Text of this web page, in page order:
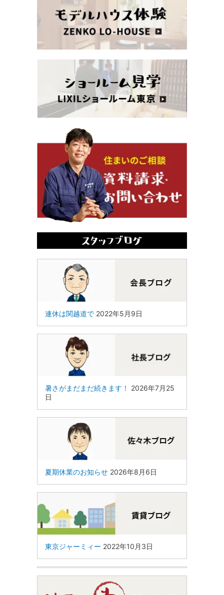
連休は関越道で 2022年5月9日
暑さがまだまだ続きます！
2026年7月25
日
夏期休業のお知らせ 2026年8月6日
東京ジャーミィー 2022年10月3日